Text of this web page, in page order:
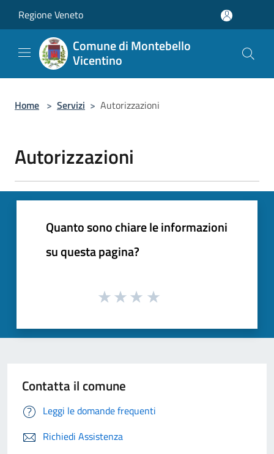
Regione Veneto
Comune di Montebello
Vicentino
Home > Servizi > Autorizzazioni
Autorizzazioni
Quanto sono chiare le informazioni
su questa pagina?
Contatta il comune
Leggi le domande frequenti
Richiedi Assistenza